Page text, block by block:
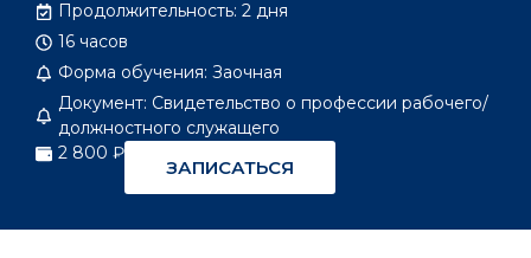
Продолжительность: 2 дня
16 часов
Форма обучения: Заочная
Документ: Свидетельство о профессии рабочего/
должностного служащего
2 800 ₽
ЗАПИСАТЬСЯ